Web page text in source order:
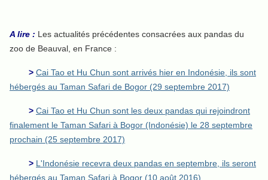
A lire : Les actualités précédentes consacrées aux pandas du
zoo de Beauval, en France :
> Cai Tao et Hu Chun sont arrivés hier en Indonésie, ils sont
hébergés au Taman Safari de Bogor (29 septembre 2017)
> Cai Tao et Hu Chun sont les deux pandas qui rejoindront
finalement le Taman Safari à Bogor (Indonésie) le 28 septembre
prochain (25 septembre 2017)
> L'Indonésie recevra deux pandas en septembre, ils seront
hébergés au Taman Safari à Bogor (10 août 2016)